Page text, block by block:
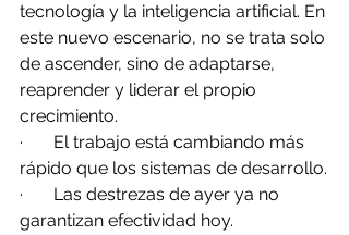
tecnología y la inteligencia artificial. En
este nuevo escenario, no se trata solo
de ascender, sino de adaptarse,
reaprender y liderar el propio
crecimiento.
·       El trabajo está cambiando más
rápido que los sistemas de desarrollo.
·       Las destrezas de ayer ya no
garantizan efectividad hoy.